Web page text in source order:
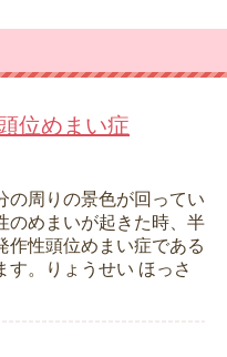
位めまい症
の周りの景色が回ってい
のめまいが起きた時、半
作性頭位めまい症である
す。りょうせい ほっさ